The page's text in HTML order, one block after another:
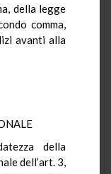
della legge
comma,
avanti alla
della
dell’art. 3,